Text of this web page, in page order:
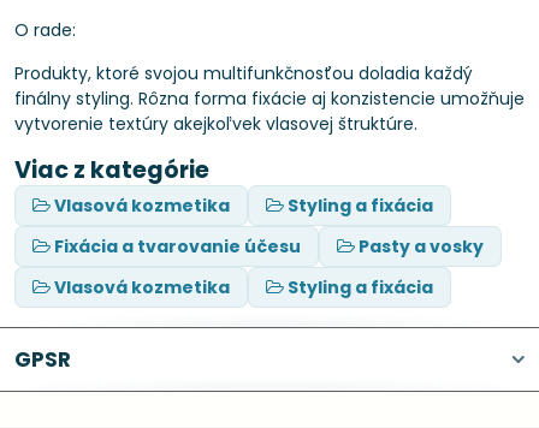
O rade:
Produkty, ktoré svojou multifunkčnosťou doladia každý
finálny styling. Rôzna forma fixácie aj konzistencie umožňuje
vytvorenie textúry akejkoľvek vlasovej štruktúre.
Viac z kategórie
Vlasová kozmetika
Styling a fixácia
Fixácia a tvarovanie účesu
Pasty a vosky
Vlasová kozmetika
Styling a fixácia
GPSR